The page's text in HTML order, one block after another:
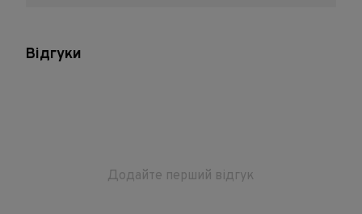
Відгуки
Додайте перший відгук